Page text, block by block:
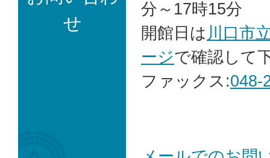
せ
分～17時15分
開館日は 川口市
ージで確認して
ファックス:048-